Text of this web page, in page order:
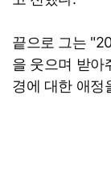
끝으로 그는
을 웃으며 받
경에 대한 애정